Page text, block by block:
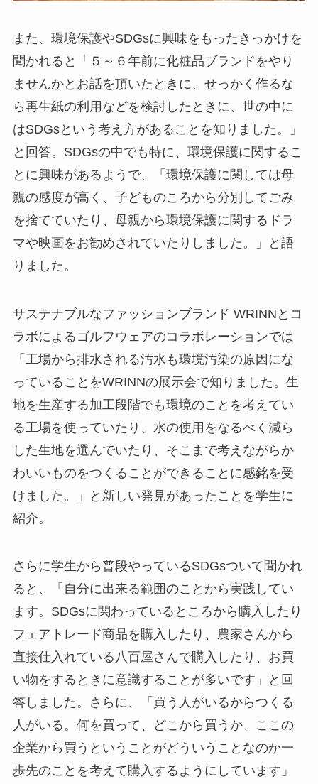
また、環境保護やSDGsに興味をもったきっかけを
聞かれると「５～６年前に化粧品ブランドをやり
ませんかとお話を頂いたときに、せっかく作るな
ら再生紙の利用などを検討したときに、世の中に
はSDGsという考え方があることを知りました。」
と回答。SDGsの中でも特に、環境保護に関するこ
とに興味があるようで、「環境保護に関しては母
親の感度が高く、子どものころから分別してごみ
を捨てていたり、母親から環境保護に関するドラ
マや映画をお勧めされていたりしました。」と語
りました。
サステナブルなファッションブランド WRINNとコ
ラボによるゴルフウェアのコラボレーションでは
「工場から排水される汚水も環境汚染の原因にな
っていることをWRINNの展示会で知りました。生
地を生産する加工段階でも環境のことを考えてい
る工場を使っていたり、水の使用をなるべく減ら
した生地を選んでいたり、そこまで考えながらか
わいいものをつくることができることに感銘を受
けました。」と新しい発見があったことを学生に
紹介。
さらに学生から普段やっているSDGsついて聞かれ
ると、「自分に出来る範囲のことから実践してい
ます。SDGsに関わっているところから購入したり
フェアトレード商品を購入したり、農家さんから
直接仕入れている八百屋さんで購入したり、お買
い物をするときに意識することが多いです」と回
答しました。さらに、「買う人がいるからつくる
人がいる。何を買って、どこから買うか、ここの
企業から買うということがどういうことなのか一
歩先のことを考えて購入するようにしています」